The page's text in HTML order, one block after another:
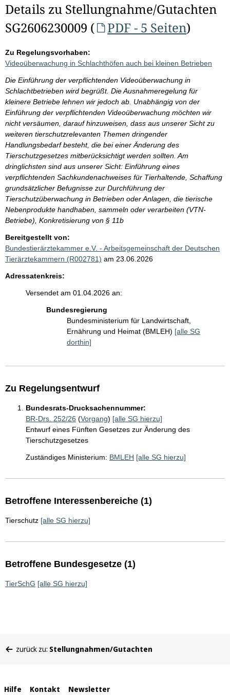
Details zu Stellungnahme/Gutachten
SG2606230009 (
PDF - 5 Seiten)
Zu Regelungsvorhaben:
Videoüberwachung in Schlachthöfen auch bei kleinen Betrieben
Die Einführung der verpflichtenden Videoüberwachung in
Schlachtbetrieben wird begrüßt. Die Ausnahmeregelung für
kleinere Betriebe lehnen wir jedoch ab. Unabhängig von der
Einführung der verpflichtenden Videoüberwachung möchten wir
nicht versäumen, darauf hinzuweisen, dass aus unserer Sicht zu
weiteren tierschutzrelevanten Themen dringender
Handlungsbedarf besteht, die bei einer Änderung des
Tierschutzgesetzes mitberücksichtigt werden sollten. Am
dringlichsten sind aus unserer Sicht: Einführung eines
verpflichtenden Sachkundenachweises für Tierhaltende, Schaffung
grundsätzlicher Befugnisse zur Durchführung der
Tierschutzüberwachung in Betrieben oder Anlagen, die tierische
Nebenprodukte handhaben, sammeln oder verarbeiten (VTN-
Betriebe), Konkretisierung von § 11b
Bereitgestellt von:
Bundestierärztekammer e.V. - Arbeitsgemeinschaft der Deutschen
Tierärztekammern (R002781) am 23.06.2026
Adressatenkreis:
Versendet am 01.04.2026 an:
Bundesregierung
Bundesministerium für Landwirtschaft,
Ernährung und Heimat (BMLEH) [alle SG
dorthin]
Zu Regelungsentwurf
Bundesrats-Drucksachennummer:
BR-Drs. 252/26 (Vorgang) [alle SG hierzu]
Entwurf eines Fünften Gesetzes zur Änderung des
Tierschutzgesetzes
Zuständiges Ministerium: BMLEH [alle SG hierzu]
Betroffene Interessenbereiche (1)
Tierschutz [alle SG hierzu]
Betroffene Bundesgesetze (1)
TierSchG [alle SG hierzu]
befinden
zurück zu: Stellungnahmen/Gutachten
Interne
Hilfe Kontakt Newsletter